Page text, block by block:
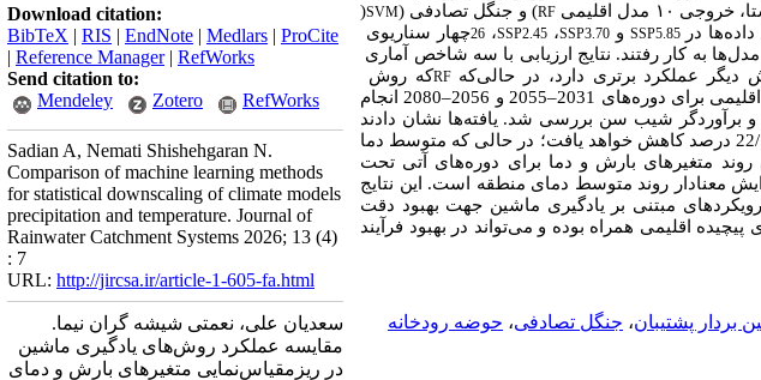
(SVM) و جنگل تصادفی (RF مدل اقلیمی
چهار سناریوی26،SSP2.45،SSP3.70و SSP5.85
تا 2014 استخراج شد. داده‌ها در
که روشRFعملکرد برتری دارد، در حالی‌که
برای دوره‌های 2031 –2055 و 2056 –
2080 انجام
و برآوردگر شیب سن بررسی شد. یافته‌ها نشان دادند
که متوسط بارش در هر چهار سناریو دارای تغییرات کاهشی بوده و در حدود 96/2 تا 22/19 درصد کاهش خواهد یافت؛ در حالی که متوسط دما
روند متغیرهای بارش و دما برای دوره‌های آتی تحت
معنادار روند متوسط دمای منطقه است. این نتایج
مبتنی بر یادگیری ماشین جهت بهبود دقت
اقلیمی همراه بوده و می‌تواند در بهبود فرآیند
بردار پشتیبان، جنگل تصادفی، حوضه رودخانه
Download citation:
BibTeX | RIS | EndNote | Medlars | ProCite
| Reference Manager| RefWorks
Send citation to:
Mendeley
Zotero RefWorks
Sadian A, Nemati Shishehgaran N.
Comparison of machine learning methods
for statistical downscaling of climate models
precipitation and temperature. Journal of
Rainwater Catchment Systems 2026; 13 (4)
: 7
URL: http://jircsa.ir/article-1-605-fa.html
سعدیان علی، نعمتی شیشه گران نیما.
مقایسه عملکرد روش‌های یادگیری ماشین
در ریزمقیاس‌نمایی متغیرهای بارش و دمای